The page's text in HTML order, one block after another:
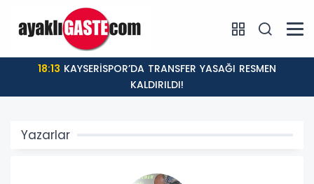
18:13
KALDIRILDI!
Yazarlar